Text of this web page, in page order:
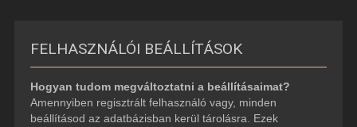
FELHASZNÁLÓI BEÁLLÍTÁSOK
Hogyan tudom megváltoztatni a beállításaimat?
Amennyiben regisztrált felhasználó vagy, minden
beállításod az adatbázisban kerül tárolásra. Ezek